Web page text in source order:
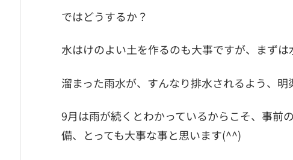
ではどうするか？
水はけのよい土を作るのも大事ですが、まずは
溜まった雨水が、すんなり排水されるよう、明
9月は雨が続くとわかっているからこそ、事前
備、とっても大事な事と思います(^^)